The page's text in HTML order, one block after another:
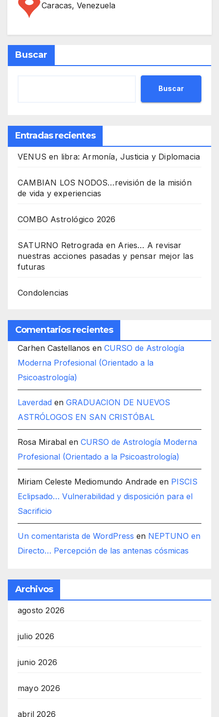
Caracas, Venezuela
Buscar
Buscar
Entradas recientes
VENUS en libra: Armonía, Justicia y Diplomacia
CAMBIAN LOS NODOS…revisión de la misión
de vida y experiencias
COMBO Astrológico 2026
SATURNO Retrograda en Aries… A revisar
nuestras acciones pasadas y pensar mejor las
futuras
Condolencias
Comentarios recientes
Carhen Castellanos en CURSO de Astrología
Moderna Profesional (Orientado a la
Psicoastrología)
Laverdad en GRADUACION DE NUEVOS
ASTRÓLOGOS EN SAN CRISTÓBAL
Rosa Mirabal en CURSO de Astrología Moderna
Profesional (Orientado a la Psicoastrología)
Miriam Celeste Mediomundo Andrade en PISCIS
Eclipsado… Vulnerabilidad y disposición para el
Sacrificio
Un comentarista de WordPress en NEPTUNO en
Directo… Percepción de las antenas cósmicas
Archivos
agosto 2026
julio 2026
junio 2026
mayo 2026
abril 2026